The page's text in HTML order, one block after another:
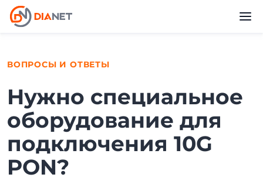
ВОПРОСЫ И ОТВЕТЫ
Нужно специальное
оборудование для
подключения 10G
PON?